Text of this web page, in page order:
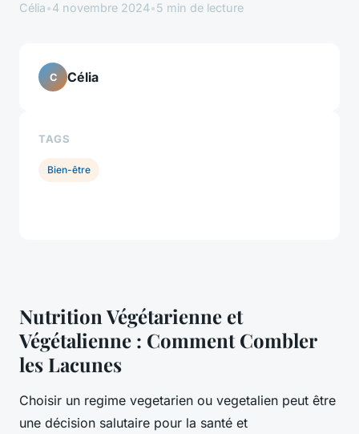
Célia•4 novembre 2024•5 min de lecture
Nutrition Végétarienne et
Végétalienne : Comment Combler
les Lacunes
Choisir un regime vegetarien ou vegetalien peut être
une décision salutaire pour la santé et
C Célia
TAGS
Bien-être